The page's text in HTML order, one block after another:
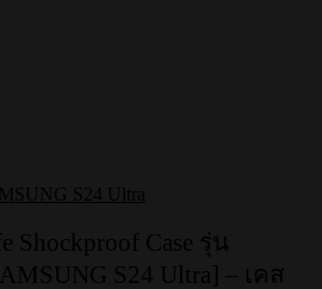
S24 Ultra
Shockproof Case รุ่น
S24 Ultra] – เคส